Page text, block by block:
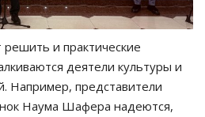
и практические
деятели культуры и
Например, представители
Наума Шафера надеются,